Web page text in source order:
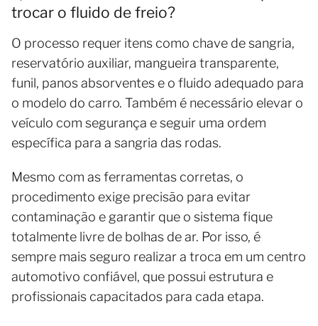
trocar o fluido de freio?
O processo requer itens como chave de sangria,
reservatório auxiliar, mangueira transparente,
funil, panos absorventes e o fluido adequado para
o modelo do carro. Também é necessário elevar o
veículo com segurança e seguir uma ordem
específica para a sangria das rodas.
Mesmo com as ferramentas corretas, o
procedimento exige precisão para evitar
contaminação e garantir que o sistema fique
totalmente livre de bolhas de ar. Por isso, é
sempre mais seguro realizar a troca em um centro
automotivo confiável, que possui estrutura e
profissionais capacitados para cada etapa.